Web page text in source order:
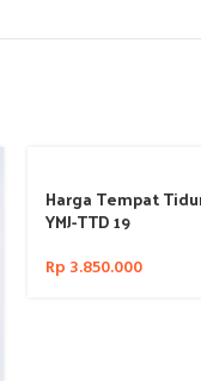
Harga Tempat
YMJ-TTD 19
Rp 3.850.000